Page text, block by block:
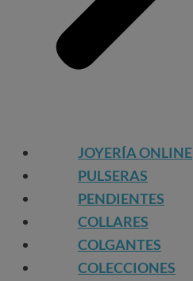
JOYERÍA ONLINE
PULSERAS
PENDIENTES
COLLARES
COLGANTES
COLECCIONES